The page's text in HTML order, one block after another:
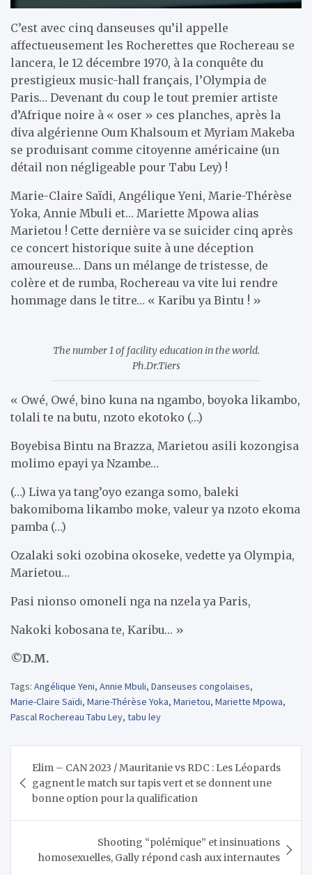
C’est avec cinq danseuses qu’il appelle
affectueusement les Rocherettes que Rochereau se
lancera, le 12 décembre 1970, à la conquête du
prestigieux music-hall français, l’Olympia de
Paris… Devenant du coup le tout premier artiste
d’Afrique noire à « oser » ces planches, après la
diva algérienne Oum Khalsoum et Myriam Makeba
se produisant comme citoyenne américaine (un
détail non négligeable pour Tabu Ley) !
Marie-Claire Saïdi, Angélique Yeni, Marie-Thérèse
Yoka, Annie Mbuli et… Mariette Mpowa alias
Marietou ! Cette dernière va se suicider cinq après
ce concert historique suite à une déception
amoureuse… Dans un mélange de tristesse, de
colère et de rumba, Rochereau va vite lui rendre
hommage dans le titre… « Karibu ya Bintu ! »
The number 1 of facility education in the world.
Ph.Dr.Tiers
« Owé, Owé, bino kuna na ngambo, boyoka likambo,
tolali te na butu, nzoto ekotoko (…)
Boyebisa Bintu na Brazza, Marietou asili kozongisa
molimo epayi ya Nzambe…
(…) Liwa ya tang’oyo ezanga somo, baleki
bakomiboma likambo moke, valeur ya nzoto ekoma
pamba (…)
Ozalaki soki ozobina okoseke, vedette ya Olympia,
Marietou…
Pasi nionso omoneli nga na nzela ya Paris,
Nakoki kobosana te, Karibu… »
©D.M.
Tags: Angélique Yeni, Annie Mbuli, Danseuses congolaises,
Marie-Claire Saïdi, Marie-Thérèse Yoka, Marietou, Mariette Mpowa,
Pascal Rochereau Tabu Ley, tabu ley
de
l’article
Elim – CAN 2023 / Mauritanie vs RDC : Les Léopards
gagnent le match sur tapis vert et se donnent une
bonne option pour la qualification
Shooting “polémique” et insinuations
homosexuelles, Gally répond cash aux internautes